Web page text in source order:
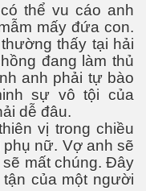
thể vu cáo anh
mấy đứa con.
thấy tại hải
đang làm thủ
anh phải tự bào
sự vô tội của
dễ đâu.
vị trong chiều
nữ. Vợ anh sẽ
mất chúng. Đây
của một người